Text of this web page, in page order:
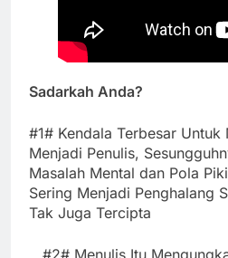
Sadarkah Anda?
#1# Kendala Terbesar Untuk
Menjadi Penulis,
Masalah Mental dan Pola
Sering Menjadi Penghalang
Tak Juga Tercipta